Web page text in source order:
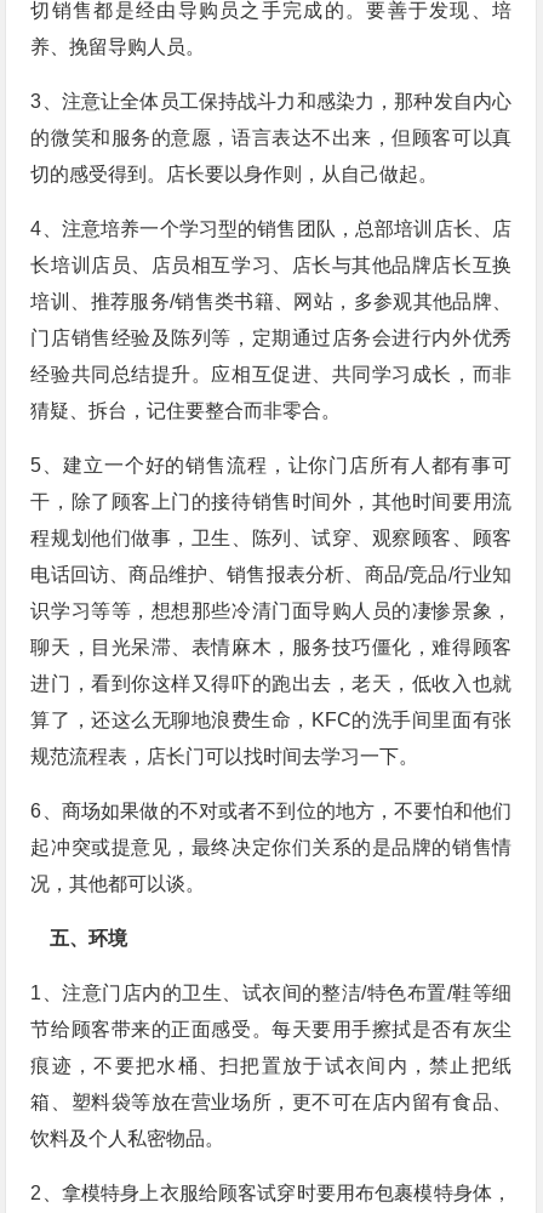
切销售都是经由导购员之手完成的。要善于发现、培
养、挽留导购人员。
3、注意让全体员工保持战斗力和感染力，那种发自内心
的微笑和服务的意愿，语言表达不出来，但顾客可以真
切的感受得到。店长要以身作则，从自己做起。
4、注意培养一个学习型的销售团队，总部培训店长、店
长培训店员、店员相互学习、店长与其他品牌店长互换
培训、推荐服务/销售类书籍、网站，多参观其他品牌、
门店销售经验及陈列等，定期通过店务会进行内外优秀
经验共同总结提升。应相互促进、共同学习成长，而非
猜疑、拆台，记住要整合而非零合。
5、建立一个好的销售流程，让你门店所有人都有事可
干，除了顾客上门的接待销售时间外，其他时间要用流
程规划他们做事，卫生、陈列、试穿、观察顾客、顾客
电话回访、商品维护、销售报表分析、商品/竞品/行业知
识学习等等，想想那些冷清门面导购人员的凄惨景象，
聊天，目光呆滞、表情麻木，服务技巧僵化，难得顾客
进门，看到你这样又得吓的跑出去，老天，低收入也就
算了，还这么无聊地浪费生命，KFC的洗手间里面有张
规范流程表，店长门可以找时间去学习一下。
6、商场如果做的不对或者不到位的地方，不要怕和他们
起冲突或提意见，最终决定你们关系的是品牌的销售情
况，其他都可以谈。
五、环境
1、注意门店内的卫生、试衣间的整洁/特色布置/鞋等细
节给顾客带来的正面感受。每天要用手擦拭是否有灰尘
痕迹，不要把水桶、扫把置放于试衣间内，禁止把纸
箱、塑料袋等放在营业场所，更不可在店内留有食品、
饮料及个人私密物品。
2、拿模特身上衣服给顾客试穿时要用布包裹模特身体，